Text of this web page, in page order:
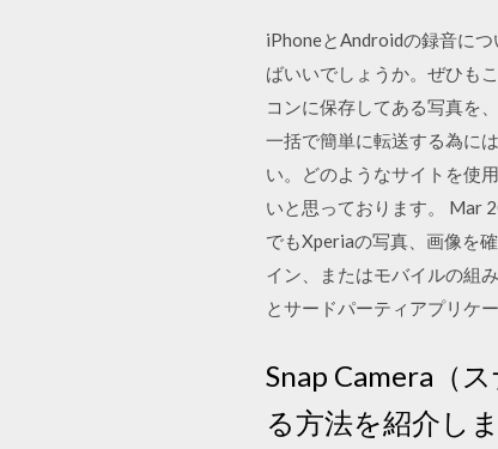
iPhoneとAndroidの録音に
ばいいでしょうか。ぜひも
コンに保存してある写真を
一括で簡単に転送する為に
い。どのようなサイトを使
いと思っております。 Mar
でもXperiaの写真、画像を
イン、またはモバイルの組
とサードパーティアプリケ
Snap Camera（
る方法を紹介し